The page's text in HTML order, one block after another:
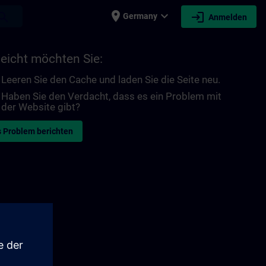
place Germany expand_more login Anmelden
möchten Sie:
Leeren Sie den Cache und laden Sie die Seite neu.
Haben Sie den Verdacht, dass es ein Problem mit
der Website gibt?
Problem berichten